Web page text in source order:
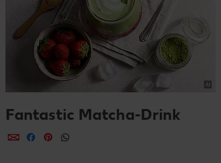
Fantastic Matcha-Drink
per E-Mail teilen
per Facebook teilen
per Pinterest teilen